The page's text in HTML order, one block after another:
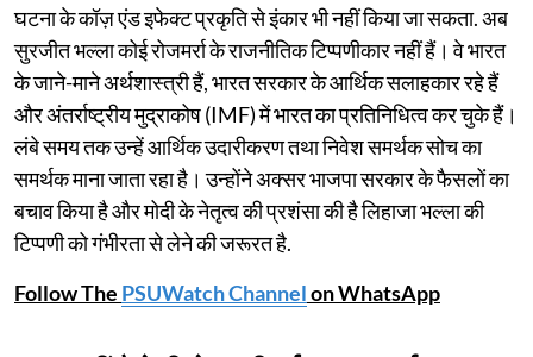
घटना के कॉज़ एंड इफेक्ट प्रकृति से इंकार भी नहीं किया जा सकता. अब
सुरजीत भल्ला कोई रोजमर्रा के राजनीतिक टिप्पणीकार नहीं हैं। वे भारत
के जाने-माने अर्थशास्त्री हैं, भारत सरकार के आर्थिक सलाहकार रहे हैं
और अंतर्राष्ट्रीय मुद्राकोष (IMF) में भारत का प्रतिनिधित्व कर चुके हैं।
लंबे समय तक उन्हें आर्थिक उदारीकरण तथा निवेश समर्थक सोच का
समर्थक माना जाता रहा है। उन्होंने अक्सर भाजपा सरकार के फैसलों का
बचाव किया है और मोदी के नेतृत्व की प्रशंसा की है लिहाजा भल्ला की
टिप्पणी को गंभीरता से लेने की जरूरत है.
Follow The PSUWatch Channelon WhatsApp